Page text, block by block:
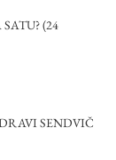
(24
SENDVIČ